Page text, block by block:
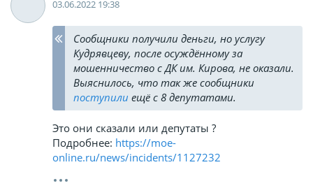
03.06.2022 19:38
Сообщники получили деньги, но услугу
Кудрявцеву, после осуждённому за
мошенничество с ДК им. Кирова, не оказали.
Выяснилось, что так же сообщники
поступили ещё с 8 депутатами.
Это они сказали или депутаты ?
Подробнее: https://moe-
online.ru/news/incidents/1127232